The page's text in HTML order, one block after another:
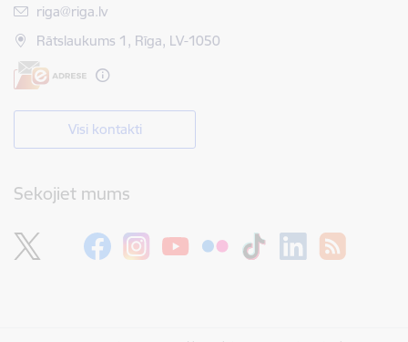
E-pasts:
riga@riga.lv
Rātslaukums 1, Rīga, LV-1050
Visi kontakti
Sekojiet mums